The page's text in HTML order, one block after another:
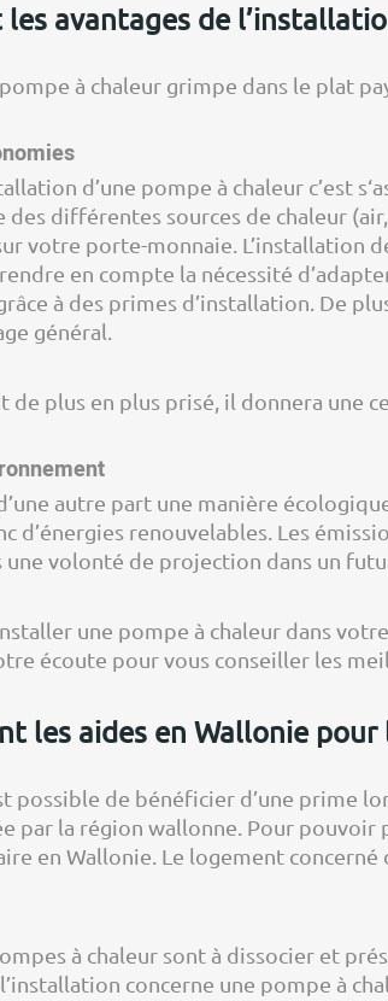
avantages de
à chaleur grimpe dans le plat
d’une pompe à chaleur c’est
des différentes sources de chaleur
votre porte-monnaie. L’installation
en compte la nécessité
à des primes d’installation. De
général.
de plus en plus prisé, il donnera une
autre part une manière
d’énergies renouvelables. Les
une volonté de projection dans un
une pompe à chaleur dans
écoute pour vous conseiller les
les aides en Wallonie
possible de bénéficier d’une prime
par la région wallonne. Pour pouvoir
en Wallonie. Le logement
à chaleur sont à dissocier et
concerne une pompe à